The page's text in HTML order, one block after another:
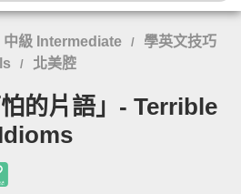
中級 Intermediate /
學英文技巧
/ 北美腔
怕的片語」- Terrible